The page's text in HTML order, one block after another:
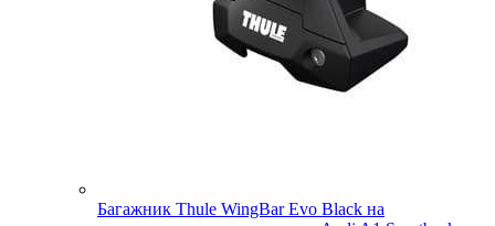
Багажник Thule WingBar Evo Black на